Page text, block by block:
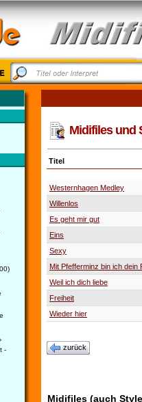
-
Midifiles und
Titel
Westernhagen Medley
Willenlos
Es geht mir gut
Eins
Sexy
Mit Pfefferminz bin ich dein
Weil ich dich liebe
Freiheit
Wieder hier
zurück
Midifiles (auch